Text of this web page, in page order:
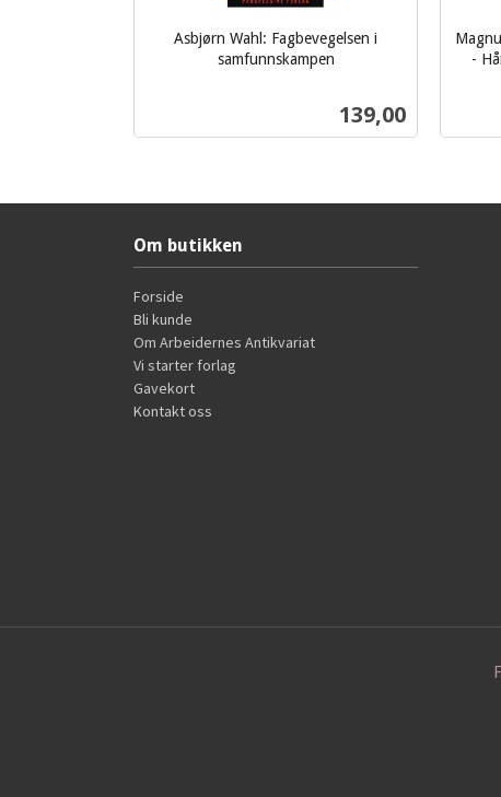
Asbjørn Wahl: Fagbevegelsen i
samfunnskampen
Pris
139,00
-
Om butikken
Forside
Bli kunde
Om Arbeidernes Antikvariat
Vi starter forlag
Gavekort
Kontakt oss